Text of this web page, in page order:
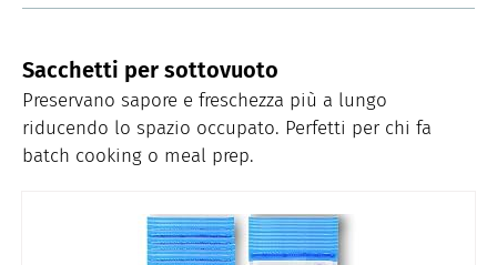
Sacchetti per sottovuoto
Preservano sapore e freschezza più a lungo
riducendo lo spazio occupato. Perfetti per chi fa
batch cooking o meal prep.